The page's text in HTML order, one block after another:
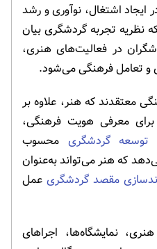
اشتغال، نوآوری و رشد
نظریه تجربه گردشگری بیان
در فعالیت‌های هنری،
و تعامل فرهنگی می‌شود.
معتقدند که هنر، علاوه بر
برای معرفی هویت فرهنگی،
توسعه گردشگری محسوب
که هنر می‌تواند به‌عنوان
مقصد گردشگریعمل
نمایشگاه‌ها، اجراهای